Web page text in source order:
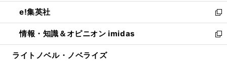
く
で
開
く
ン
ド
ウ
で
開
ウ
ィ
ン
ド
ウ
し
い
ウ
ィ
ン
e!集英社
新
し
い
ウ
情報・知識＆オピニオン imidas
新
し
ライトノベル・ノベライズ